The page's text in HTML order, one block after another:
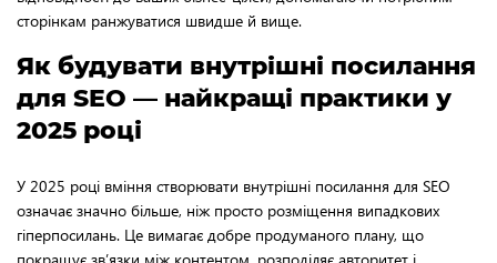
сторінкам ранжуватися швидше й вище.
Як будувати внутрішні посилання
для SEO — найкращі практики у
2025 році
У 2025 році вміння створювати внутрішні посилання для SEO
означає значно більше, ніж просто розміщення випадкових
гіперпосилань. Це вимагає добре продуманого плану, що